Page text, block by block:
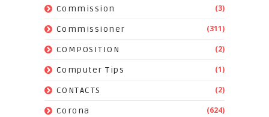
Commission (3)
Commissioner (311)
COMPOSITION (2)
Computer Tips (1)
CONTACTS (2)
Corona (624)